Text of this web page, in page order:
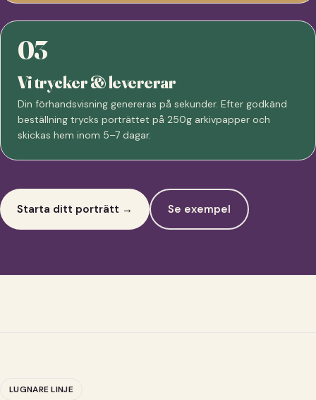
03
Vi trycker & levererar
Din förhandsvisning genereras på sekunder. Efter godkänd
beställning trycks porträttet på 250g arkivpapper och
skickas hem inom 5–7 dagar.
Starta ditt porträtt → Se exempel
LUGNARE LINJE